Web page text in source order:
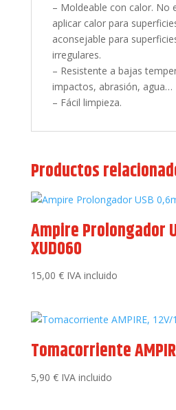
– Moldeable con calor. No
aplicar calor para
aconsejable para
irregulares.
– Resistente a bajas
impactos, abrasión, agua…
– Fácil limpieza.
Productos
Ampire Prolongador
XUD060
15,00 € IVA incluido
Tomacorriente
5,90 € IVA incluido